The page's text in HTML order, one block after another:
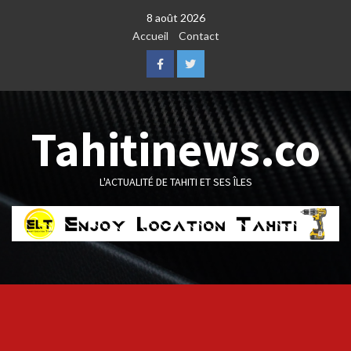
8 août 2026
Accueil
Contact
FacebookTwitter
Tahitinews.co
L'ACTUALITÉ DE TAHITI ET SES ÎLES